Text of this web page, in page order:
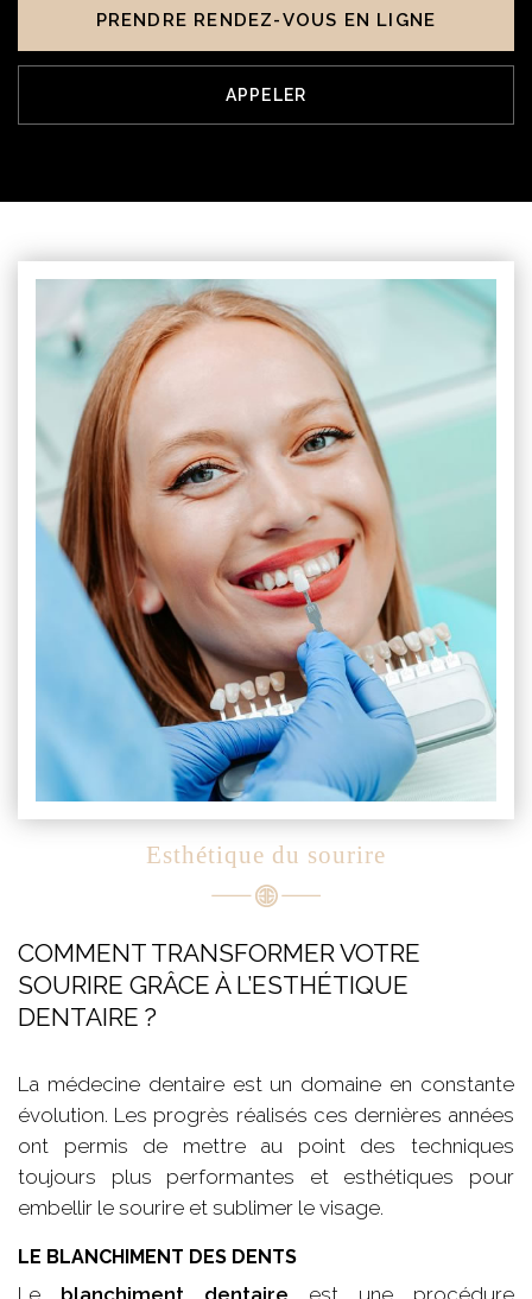
PRENDRE RENDEZ-VOUS EN LIGNE
APPELER
Esthétique du sourire
COMMENT TRANSFORMER VOTRE
SOURIRE GRÂCE À L’ESTHÉTIQUE
DENTAIRE ?
La médecine dentaire est un domaine en constante
évolution. Les progrès réalisés ces dernières années
ont permis de mettre au point des techniques
toujours plus performantes et esthétiques pour
embellir le sourire et sublimer le visage.
LE BLANCHIMENT DES DENTS